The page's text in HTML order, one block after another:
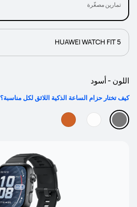
تمارين مصغّرة
HUAWEI WATCH FIT 5
اللون - أسود
كيف تختار حزام الساعة الذكية اللائق لكل مناسبة؟